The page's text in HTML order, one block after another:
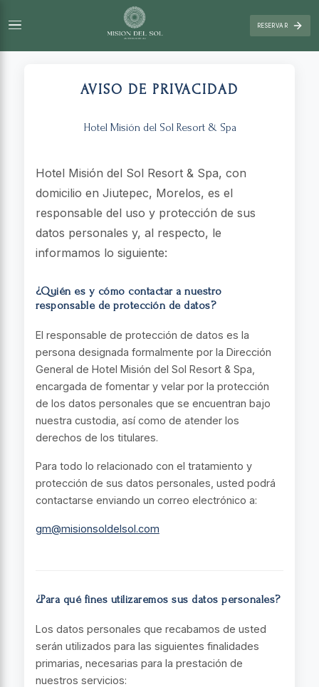
RESERVAR
AVISO DE PRIVACIDAD
Hotel Misión del Sol Resort & Spa
Hotel Misión del Sol Resort & Spa, con
domicilio en Jiutepec, Morelos, es el
responsable del uso y protección de sus
datos personales y, al respecto, le
informamos lo siguiente:
¿Quién es y cómo contactar a nuestro
responsable de protección de datos?
El responsable de protección de datos es la
persona designada formalmente por la Dirección
General de Hotel Misión del Sol Resort & Spa,
encargada de fomentar y velar por la protección
de los datos personales que se encuentran bajo
nuestra custodia, así como de atender los
derechos de los titulares.
Para todo lo relacionado con el tratamiento y
protección de sus datos personales, usted podrá
contactarse enviando un correo electrónico a:
gm@misionsoldelsol.com
¿Para qué fines utilizaremos sus datos personales?
Los datos personales que recabamos de usted
serán utilizados para las siguientes finalidades
primarias, necesarias para la prestación de
nuestros servicios: